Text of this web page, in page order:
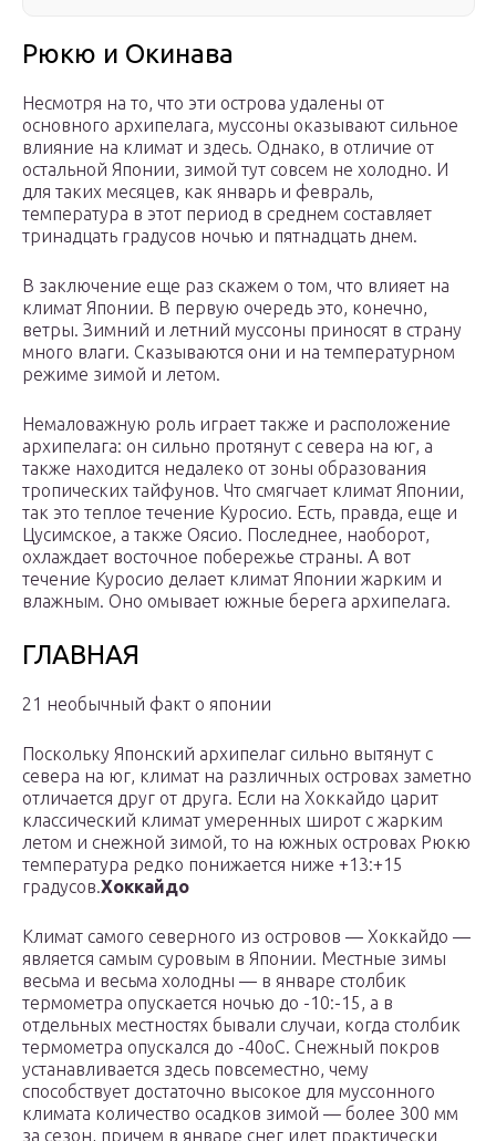
Рюкю и Окинава
Несмотря на то, что эти острова удалены от
основного архипелага, муссоны оказывают сильное
влияние на климат и здесь. Однако, в отличие от
остальной Японии, зимой тут совсем не холодно. И
для таких месяцев, как январь и февраль,
температура в этот период в среднем составляет
тринадцать градусов ночью и пятнадцать днем.
В заключение еще раз скажем о том, что влияет на
климат Японии. В первую очередь это, конечно,
ветры. Зимний и летний муссоны приносят в страну
много влаги. Сказываются они и на температурном
режиме зимой и летом.
Немаловажную роль играет также и расположение
архипелага: он сильно протянут с севера на юг, а
также находится недалеко от зоны образования
тропических тайфунов. Что смягчает климат Японии,
так это теплое течение Куросио. Есть, правда, еще и
Цусимское, а также Оясио. Последнее, наоборот,
охлаждает восточное побережье страны. А вот
течение Куросио делает климат Японии жарким и
влажным. Оно омывает южные берега архипелага.
ГЛАВНАЯ
21 необычный факт о японии
Поскольку Японский архипелаг сильно вытянут с
севера на юг, климат на различных островах заметно
отличается друг от друга. Если на Хоккайдо царит
классический климат умеренных широт с жарким
летом и снежной зимой, то на южных островах Рюкю
температура редко понижается ниже +13:+15
градусов.Хоккайдо
Климат самого северного из островов — Хоккайдо —
является самым суровым в Японии. Местные зимы
весьма и весьма холодны — в январе столбик
термометра опускается ночью до -10:-15, а в
отдельных местностях бывали случаи, когда столбик
термометра опускался до -40oС. Снежный покров
устанавливается здесь повсеместно, чему
способствует достаточно высокое для муссонного
климата количество осадков зимой — более 300 мм
за сезон, причем в январе снег идет практически